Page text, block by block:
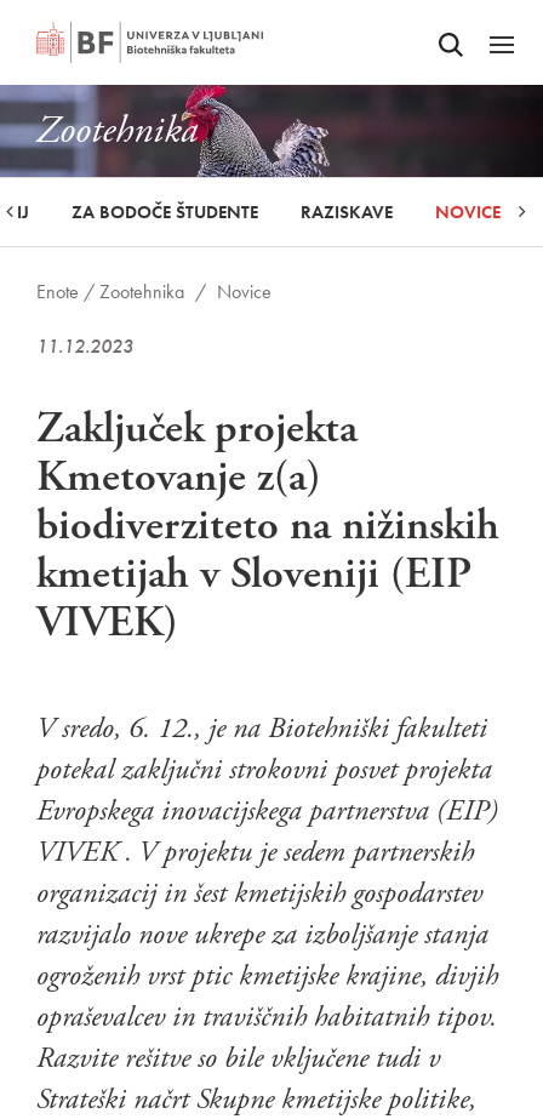
Odpri iskalnik
Odpri
Zootehnika
ZA BODOČE ŠTUDENTE RAZISKAVE NOVICE
Enote /Zootehnika / Novice
11.12.2023
Zaključek projekta
Kmetovanje z(a)
biodiverziteto na nižinskih
kmetijah v Sloveniji (EIP
VIVEK)
V sredo, 6. 12., je na Biotehniški fakulteti
potekal zaključni strokovni posvet projekta
Evropskega inovacijskega partnerstva (EIP)
VIVEK . V projektu je sedem partnerskih
organizacij in šest kmetijskih gospodarstev
razvijalo nove ukrepe za izboljšanje stanja
ogroženih vrst ptic kmetijske krajine, divjih
opraševalcev in traviščnih habitatnih tipov.
Razvite rešitve so bile vključene tudi v
Strateški načrt Skupne kmetijske politike,